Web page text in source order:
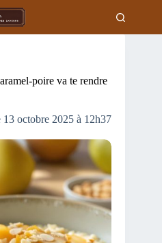
poire va te rendre
13 octobre 2025 à 12h37